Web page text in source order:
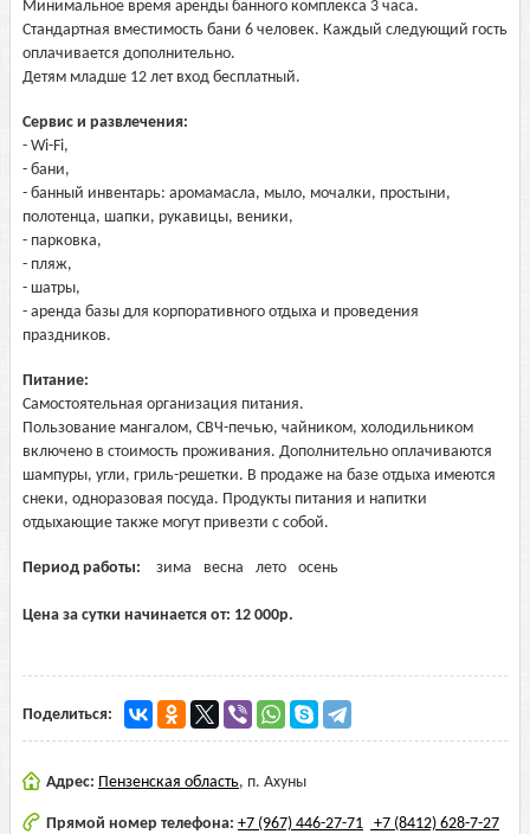
Минимальное время аренды банного комплекса 3 часа.
Стандартная вместимость бани 6 человек. Каждый следующий гость
оплачивается дополнительно.
Детям младше 12 лет вход бесплатный.
Сервис и развлечения:
- Wi-Fi,
- бани,
- банный инвентарь: аромамасла, мыло, мочалки, простыни,
полотенца, шапки, рукавицы, веники,
- парковка,
- пляж,
- шатры,
- аренда базы для корпоративного отдыха и проведения
праздников.
Питание:
Самостоятельная организация питания.
Пользование мангалом, СВЧ-печью, чайником, холодильником
включено в стоимость проживания. Дополнительно оплачиваются
шампуры, угли, гриль-решетки. В продаже на базе отдыха имеются
снеки, одноразовая посуда. Продукты питания и напитки
отдыхающие также могут привезти с собой.
Период работы: зима весна лето осень
Цена за сутки начинается от: 12 000р.
Поделиться:
Адрес: Пензенская область, п. Ахуны
Прямой номер телефона: +7 (967) 446-27-71 +7 (8412) 628-7-27